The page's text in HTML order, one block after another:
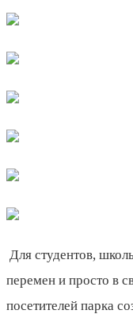
Для студентов,
перемен и просто в
посетителей парка